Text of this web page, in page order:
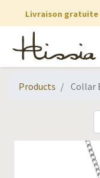
Livraison gratuite
Products Collar